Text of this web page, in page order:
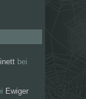
bei
Ewiger